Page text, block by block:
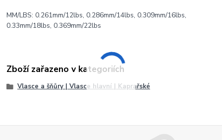
MM/LBS: 0.261mm/12lbs, 0.286mm/14lbs, 0.309mm/16lbs,
0.33mm/18lbs, 0.369mm/22lbs
Zboží zařazeno v kategoriích
Vlasce a šňůry | Vlasce hlavní | Kaprařské